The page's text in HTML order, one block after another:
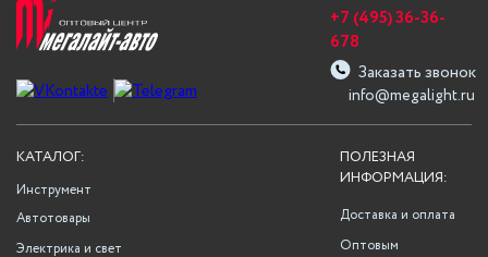
info@megalight.ru
+7 (495) 36-36-
678
Заказать звонок
ПОЛЕЗНАЯ
ИНФОРМАЦИЯ:
Доставка и оплата
Оптовым
КАТАЛОГ:
Инструмент
Автотовары
Электрика и свет